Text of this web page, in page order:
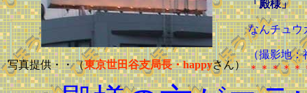
写真提供・・（東京世田谷支局長・happyさん）
「殿様」
なんチュウ
（撮影地：
＊＊＊＊＊